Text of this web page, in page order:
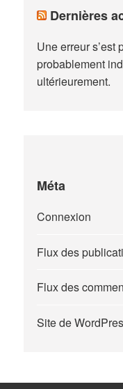
Dernières
Une erreur s’est
probablement
ultérieurement.
Méta
Connexion
Flux des
Flux des
Site de